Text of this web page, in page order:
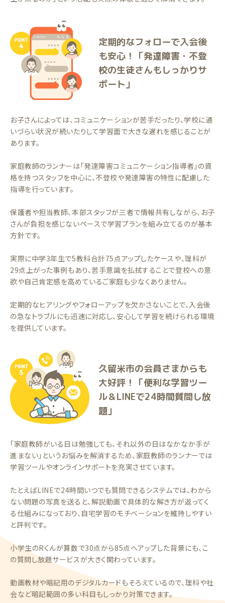
定期的なフォローで入会後
も安心！「発達障害・不登
校の生徒さんもしっかりサ
ポート」
お子さんによっては、コミュニケーションが苦手だったり、学校に通
いづらい状況が続いたりして学習面で大きな遅れを感じることが
あります。
家庭教師のランナーは「発達障害コミュニケーション指導者」の資
格を持つスタッフを中心に、不登校や発達障害の特性に配慮した
指導を行っています。
保護者や担当教師、本部スタッフが三者で情報共有しながら、お子
さんが負担を感じないペースで学習プランを組み立てるのが基本
方針です。
実際に中学3年生で5教科合計75点アップしたケースや、理科が
29点上がった事例もあり、苦手意識を払拭することで登校への意
欲や自己肯定感を高めているご家庭も少なくありません。
定期的なヒアリングやフォローアップを欠かさないことで、入会後
の急なトラブルにも迅速に対応し、安心して学習を続けられる環境
を提供しています。
久留米市の会員さまからも
大好評！「便利な学習ツー
ル＆LINEで24時間質問し放
題」
「家庭教師がいる日は勉強しても、それ以外の日はなかなか手が
進まない」というお悩みを解消するため、家庭教師のランナーでは
学習ツールやオンラインサポートを充実させています。
たとえばLINEで24時間いつでも質問できるシステムでは、わから
ない問題の写真を送ると、解説動画で具体的な解き方が返ってく
る仕組みになっており、自宅学習のモチベーションを維持しやすい
と評判です。
小学生のRくんが算数で30点から85点へアップした背景にも、こ
の質問し放題サービスが大きく関わっています。
動画教材や暗記用のデジタルカードもそろえているので、理科や社
会など暗記範囲の多い科目もしっかり対策できます。